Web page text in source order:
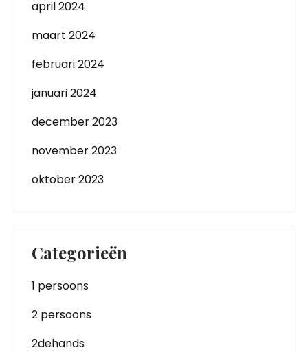
april 2024
maart 2024
februari 2024
januari 2024
december 2023
november 2023
oktober 2023
Categorieën
1 persoons
2 persoons
2dehands